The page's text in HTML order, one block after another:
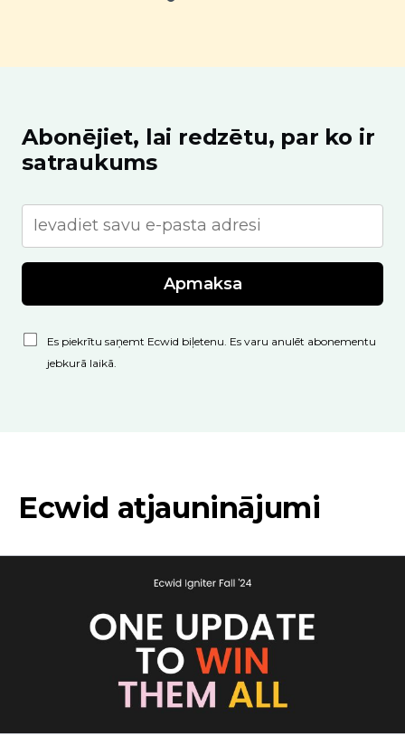
Abonējiet, lai redzētu, par ko ir
satraukums
Apmaksa
Es piekrītu saņemt Ecwid biļetenu. Es varu anulēt abonementu
jebkurā laikā.
Ecwid atjauninājumi